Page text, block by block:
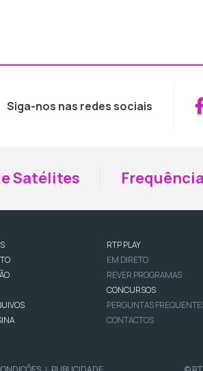
Siga-nos nas redes sociais
Satélites
RTP PLAY
EM DIRETO
REVER PROGRAMAS
CONCURSOS
PERGUNTAS
CONTACTOS